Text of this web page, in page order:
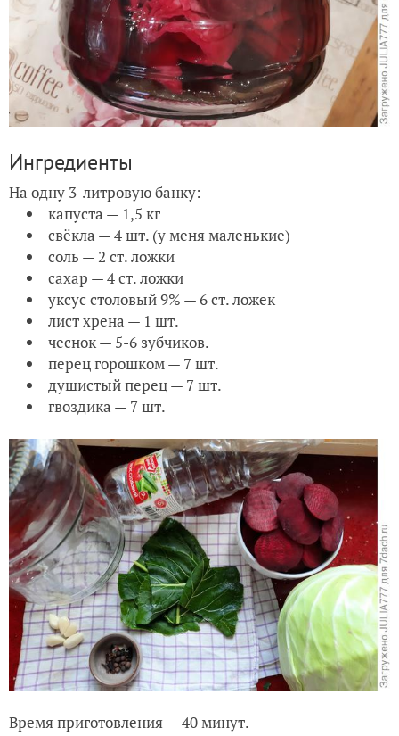
Ингредиенты
На одну 3-литровую банку:
капуста — 1,5 кг
свёкла — 4 шт. (у меня маленькие)
соль — 2 ст. ложки
сахар — 4 ст. ложки
уксус столовый 9% — 6 ст. ложек
лист хрена — 1 шт.
чеснок — 5-6 зубчиков.
перец горошком — 7 шт.
душистый перец — 7 шт.
гвоздика — 7 шт.
Время приготовления — 40 минут.